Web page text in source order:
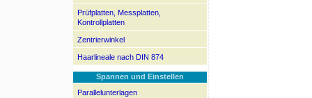
Prüfplatten, Messplatten,
Kontrollplatten
Zentrierwinkel
Haarlineale nach DIN 874
Spannen und Einstellen
Parallelunterlagen